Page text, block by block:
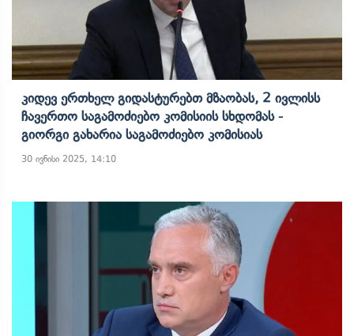
Კიდევ Ერთხელ Გიდასტურებთ Მზაობას, 2 Ივლისს
Ჩავერთო Საგამოძიებო Კომისიის Სხდომას -
Გიორგი Გახარია Საგამოძიებო Კომისიას
30 ივნისი 2025, 14:10